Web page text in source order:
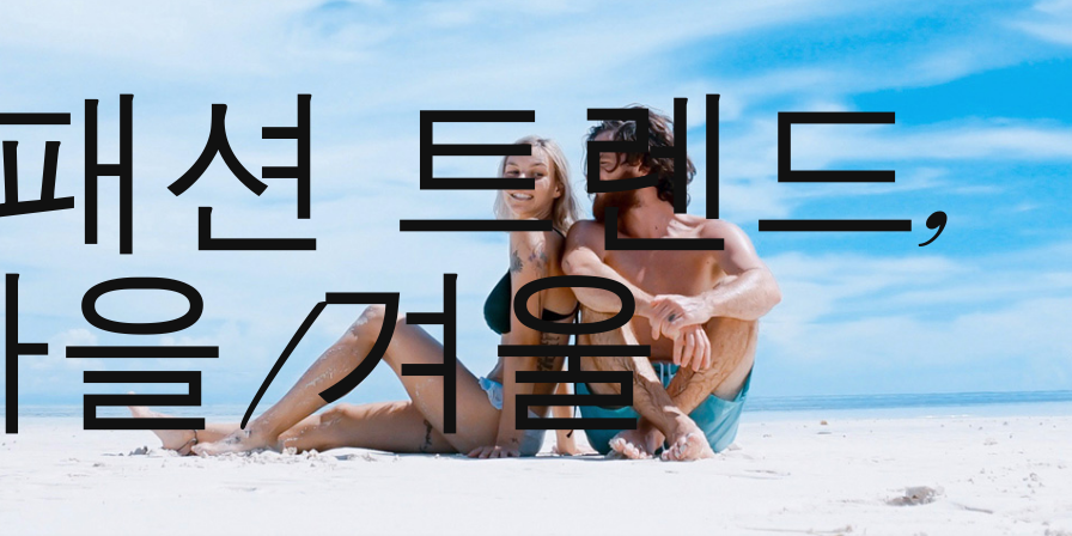
션 트렌드,
을/겨울